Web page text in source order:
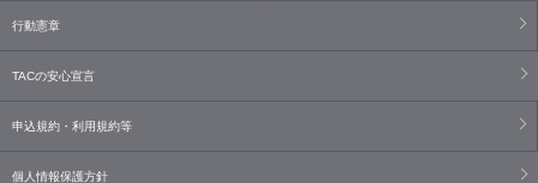
行動憲章
TACの安心宣言
申込規約・利用規約等
個人情報保護方針